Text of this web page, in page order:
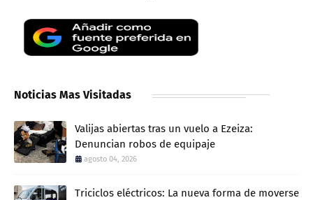
Noticias Mas Visitadas
Valijas abiertas tras un vuelo a Ezeiza:
Denuncian robos de equipaje
agosto 04, 2026
Triciclos eléctricos: La nueva forma de moverse